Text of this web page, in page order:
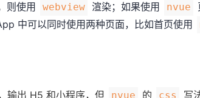
则使用 webview 渲染；如果使用 nvue
中可以同时使用两种页面，比如首页使用
输出 H5 和小程序，但 nvue 的 css
写